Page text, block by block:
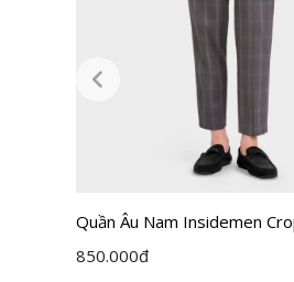
Quần Âu Nam Insidemen
ITR030F0H0
850.000đ